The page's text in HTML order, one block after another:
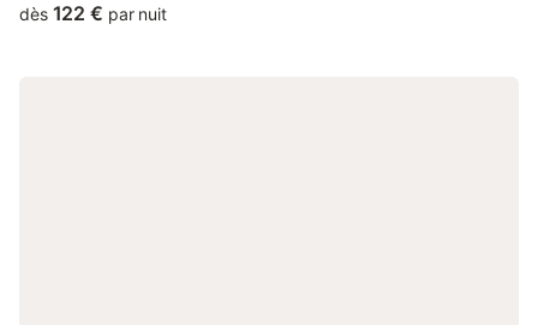
dès 122 € par nuit